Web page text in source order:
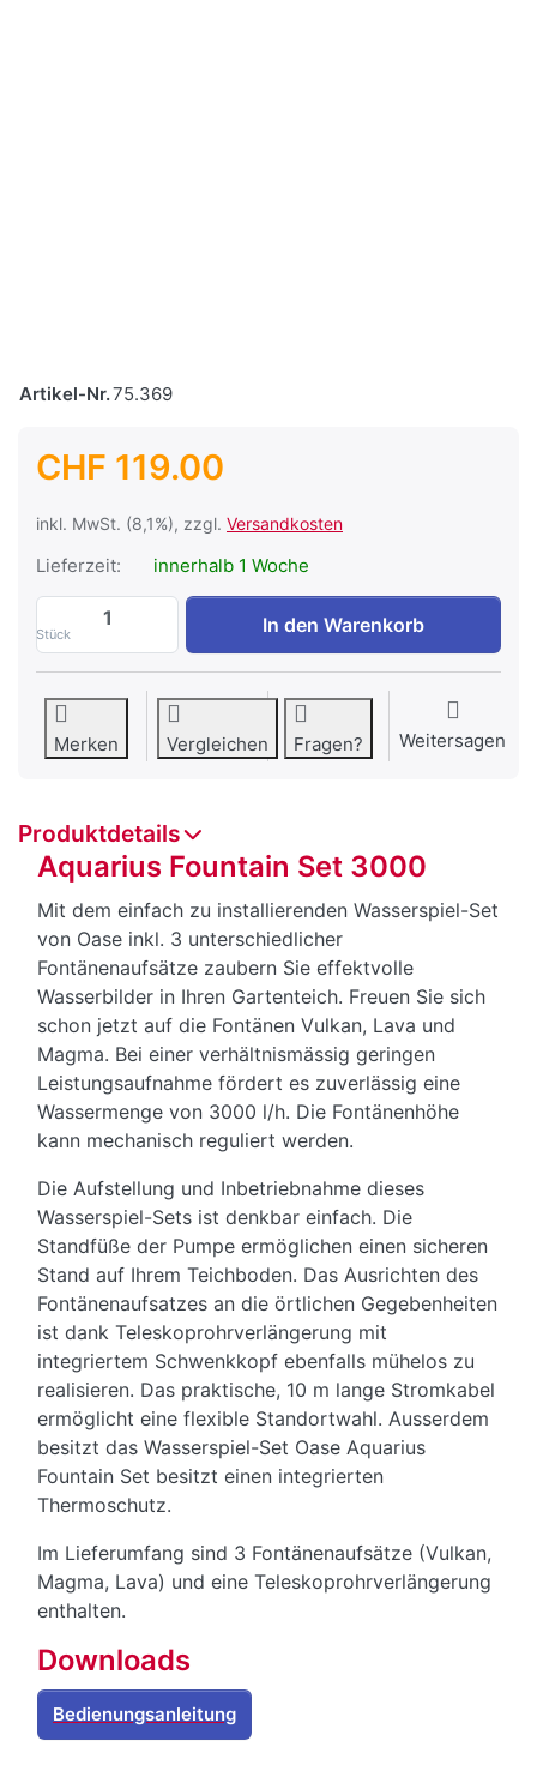
Artikel-Nr.75.369
CHF 119.00
inkl. MwSt. (8,1%), zzgl. Versandkosten
Lieferzeit: innerhalb 1 Woche
Stück
Aquarius Fountain Set 3000 zu CHF
In den Warenkorb
Merken Vergleichen Fragen? Weitersagen
Produktdetails
Aquarius Fountain Set 3000
Mit dem einfach zu installierenden Wasserspiel-Set
von Oase inkl. 3 unterschiedlicher
Fontänenaufsätze zaubern Sie effektvolle
Wasserbilder in Ihren Gartenteich. Freuen Sie sich
schon jetzt auf die Fontänen Vulkan, Lava und
Magma. Bei einer verhältnismässig geringen
Leistungsaufnahme fördert es zuverlässig eine
Wassermenge von 3000 l/h. Die Fontänenhöhe
kann mechanisch reguliert werden.
Die Aufstellung und Inbetriebnahme dieses
Wasserspiel-Sets ist denkbar einfach. Die
Standfüße der Pumpe ermöglichen einen sicheren
Stand auf Ihrem Teichboden. Das Ausrichten des
Fontänenaufsatzes an die örtlichen Gegebenheiten
ist dank Teleskoprohrverlängerung mit
integriertem Schwenkkopf ebenfalls mühelos zu
realisieren. Das praktische, 10 m lange Stromkabel
ermöglicht eine flexible Standortwahl. Ausserdem
besitzt das Wasserspiel-Set Oase Aquarius
Fountain Set besitzt einen integrierten
Thermoschutz.
Im Lieferumfang sind 3 Fontänenaufsätze (Vulkan,
Magma, Lava) und eine Teleskoprohrverlängerung
enthalten.
Downloads
Bedienungsanleitung